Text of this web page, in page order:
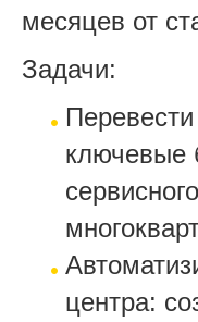
месяцев от
Задачи:
ключевые
центра: